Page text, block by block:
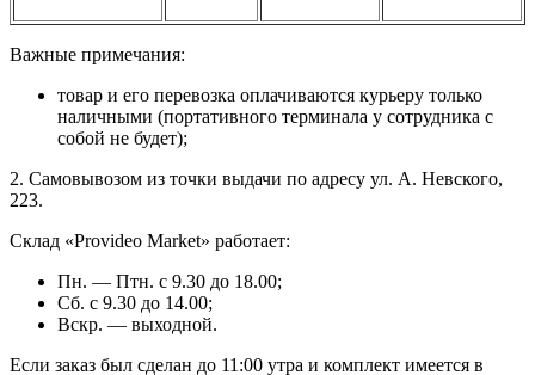
Важные примечания:
товар и его перевозка оплачиваются курьеру только
наличными (портативного терминала у сотрудника с
собой не будет);
2. Самовывозом из точки выдачи по адресу ул. А. Невского,
223.
Склад «Provideo Market» работает:
Пн. — Птн. с 9.30 до 18.00;
Сб. с 9.30 до 14.00;
Вскр. — выходной.
Если заказ был сделан до 11:00 утра и комплект имеется в